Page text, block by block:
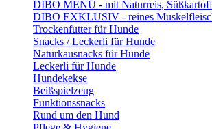
DIBO MENÜ - mit Naturreis,
DIBO EXKLUSIV - reines
Trockenfutter für Hunde
Snacks / Leckerli für Hunde
Naturkausnacks für Hunde
Leckerli für Hunde
Hundekekse
Beißspielzeug
Funktionssnacks
Rund um den Hund